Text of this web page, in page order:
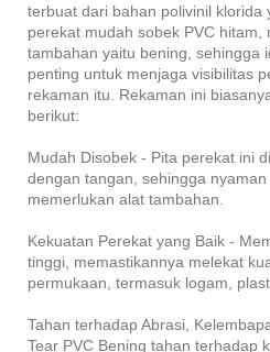
terbuat dari bahan polivinil klorida
perekat mudah sobek PVC
tambahan yaitu bening, sehingga
penting untuk menjaga visibilitas
rekaman itu. Rekaman ini
berikut:
Mudah Disobek - Pita perekat ini
dengan tangan, sehingga
memerlukan alat tambahan.
Kekuatan Perekat yang Baik -
tinggi, memastikannya melekat
permukaan, termasuk logam,
Tahan terhadap Abrasi,
Tear PVC Bening tahan terhadap